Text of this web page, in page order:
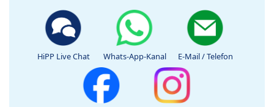
HiPP Live Chat Whats-App-Kanal E-Mail / Telefon